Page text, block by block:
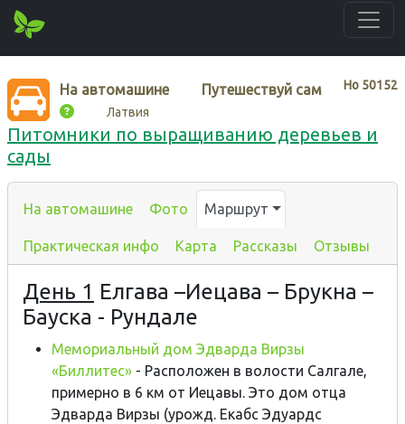
Нo 50152
На автомашине Путешествуй сам
Латвия
Питомники по выращиванию деревьев и
сады
На автомашине Фото Маршрут
Практическая инфо Карта Рассказы Отзывы
День 1 Елгава –Иецава – Брукна –
Бауска - Рундале
Мемориальный дом Эдварда Вирзы
«Биллитес» - Расположен в волости Салгале,
примерно в 6 км от Иецавы. Это дом отца
Эдварда Вирзы (урожд. Екабс Эдуардс